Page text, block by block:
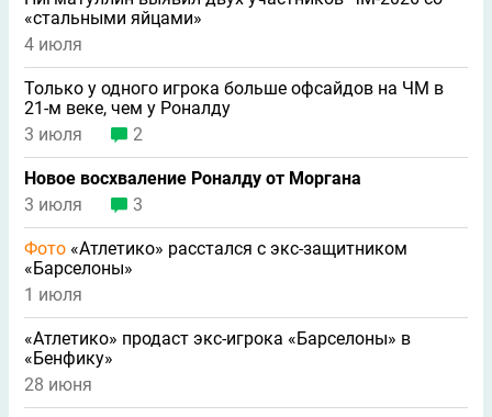
«стальными яйцами»
4 июля
Только у одного игрока больше офсайдов на ЧМ в
21-м веке, чем у Роналду
3 июля
2
Новое восхваление Роналду от Моргана
3 июля
3
Фото «Атлетико» расстался с экс-защитником
«Барселоны»
1 июля
«Атлетико» продаст экс-игрока «Барселоны» в
«Бенфику»
28 июня